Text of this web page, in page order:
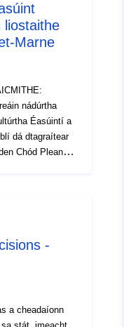
10.5281/
liostaithe
Marne
nádúrtha
Éasúintí a
dá dtagraítear
Chód Pleanála
nádúrtha
láithreáin.
maidir
-
a cheadaíonn